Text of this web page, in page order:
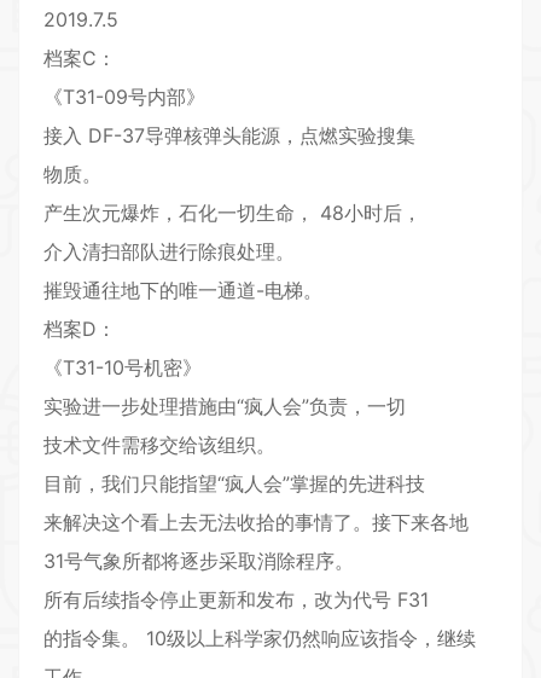
2019.7.5
档案C：
《T31-09号内部》
接入 DF-37导弹核弹头能源，点燃实验搜集
物质。
产生次元爆炸，石化一切生命， 48小时后，
介入清扫部队进行除痕处理。
摧毁通往地下的唯一通道-电梯。
档案D：
《T31-10号机密》
实验进一步处理措施由“疯人会”负责，一切
技术文件需移交给该组织。
目前，我们只能指望“疯人会”掌握的先进科技
来解决这个看上去无法收拾的事情了。接下来各地
31号气象所都将逐步采取消除程序。
所有后续指令停止更新和发布，改为代号 F31
的指令集。 10级以上科学家仍然响应该指令，继续